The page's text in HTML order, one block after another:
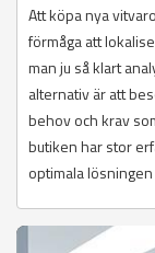
Att köpa nya
förmåga att
man ju så klart
alternativ är att
behov och krav
butiken har stor
optimala